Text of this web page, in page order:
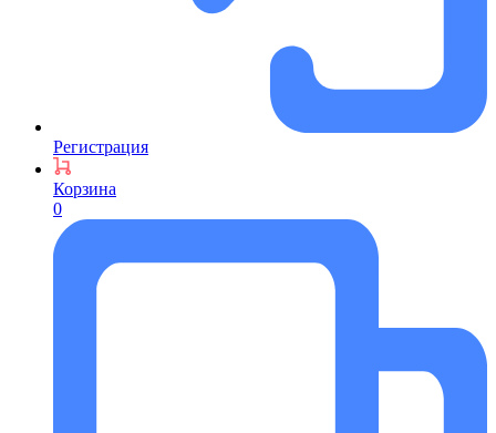
Регистрация
Корзина
0